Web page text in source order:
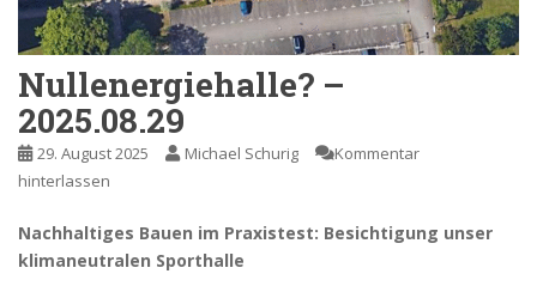
Nullenergiehalle? –
2025.08.29
29. August 2025 Michael Schurig
Kommentar
hinterlassen
Nachhaltiges Bauen im Praxistest: Besichtigung unser
klimaneutralen Sporthalle